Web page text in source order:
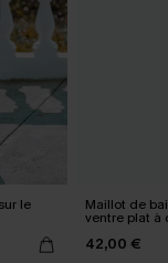
le Maillot de
ventre plat à
tour de cou
42,00 €